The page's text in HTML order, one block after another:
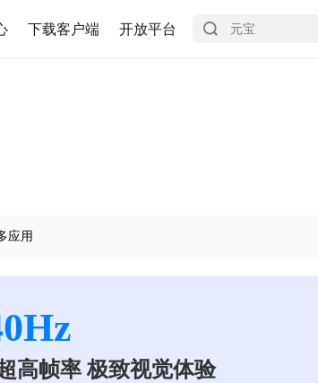
下载客户端 开放平台
应用
高帧率 极致视觉体验